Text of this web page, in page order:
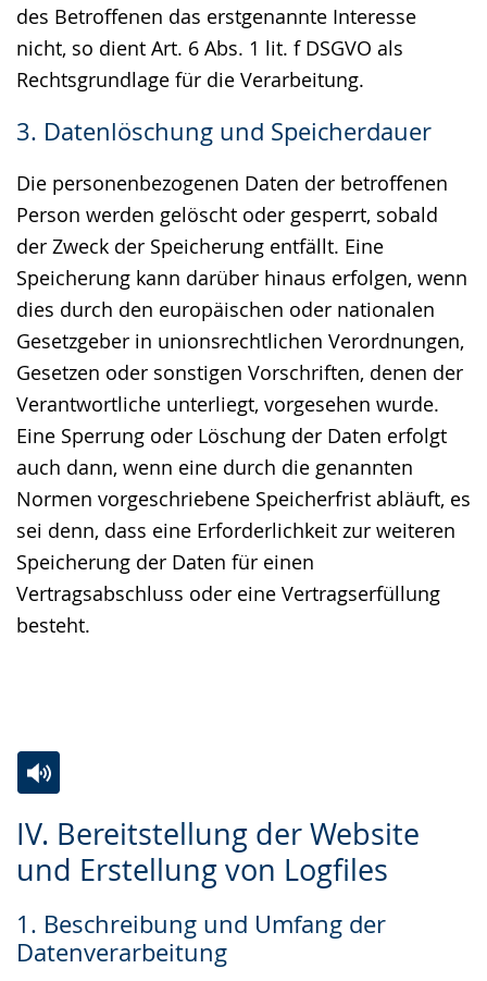
des Betroffenen das erstgenannte Interesse
nicht, so dient Art. 6 Abs. 1 lit. f DSGVO als
Rechtsgrundlage für die Verarbeitung.
3. Datenlöschung und Speicherdauer
Die personenbezogenen Daten der betroffenen
Person werden gelöscht oder gesperrt, sobald
der Zweck der Speicherung entfällt. Eine
Speicherung kann darüber hinaus erfolgen, wenn
dies durch den europäischen oder nationalen
Gesetzgeber in unionsrechtlichen Verordnungen,
Gesetzen oder sonstigen Vorschriften, denen der
Verantwortliche unterliegt, vorgesehen wurde.
Eine Sperrung oder Löschung der Daten erfolgt
auch dann, wenn eine durch die genannten
Normen vorgeschriebene Speicherfrist abläuft, es
sei denn, dass eine Erforderlichkeit zur weiteren
Speicherung der Daten für einen
Vertragsabschluss oder eine Vertragserfüllung
besteht.
IV. Bereitstellung der Website
und Erstellung von Logfiles
1. Beschreibung und Umfang der
Datenverarbeitung
Leichten
Sprache
Audio-
Unterstützung.
Video
in
Gebärdensprache
wird